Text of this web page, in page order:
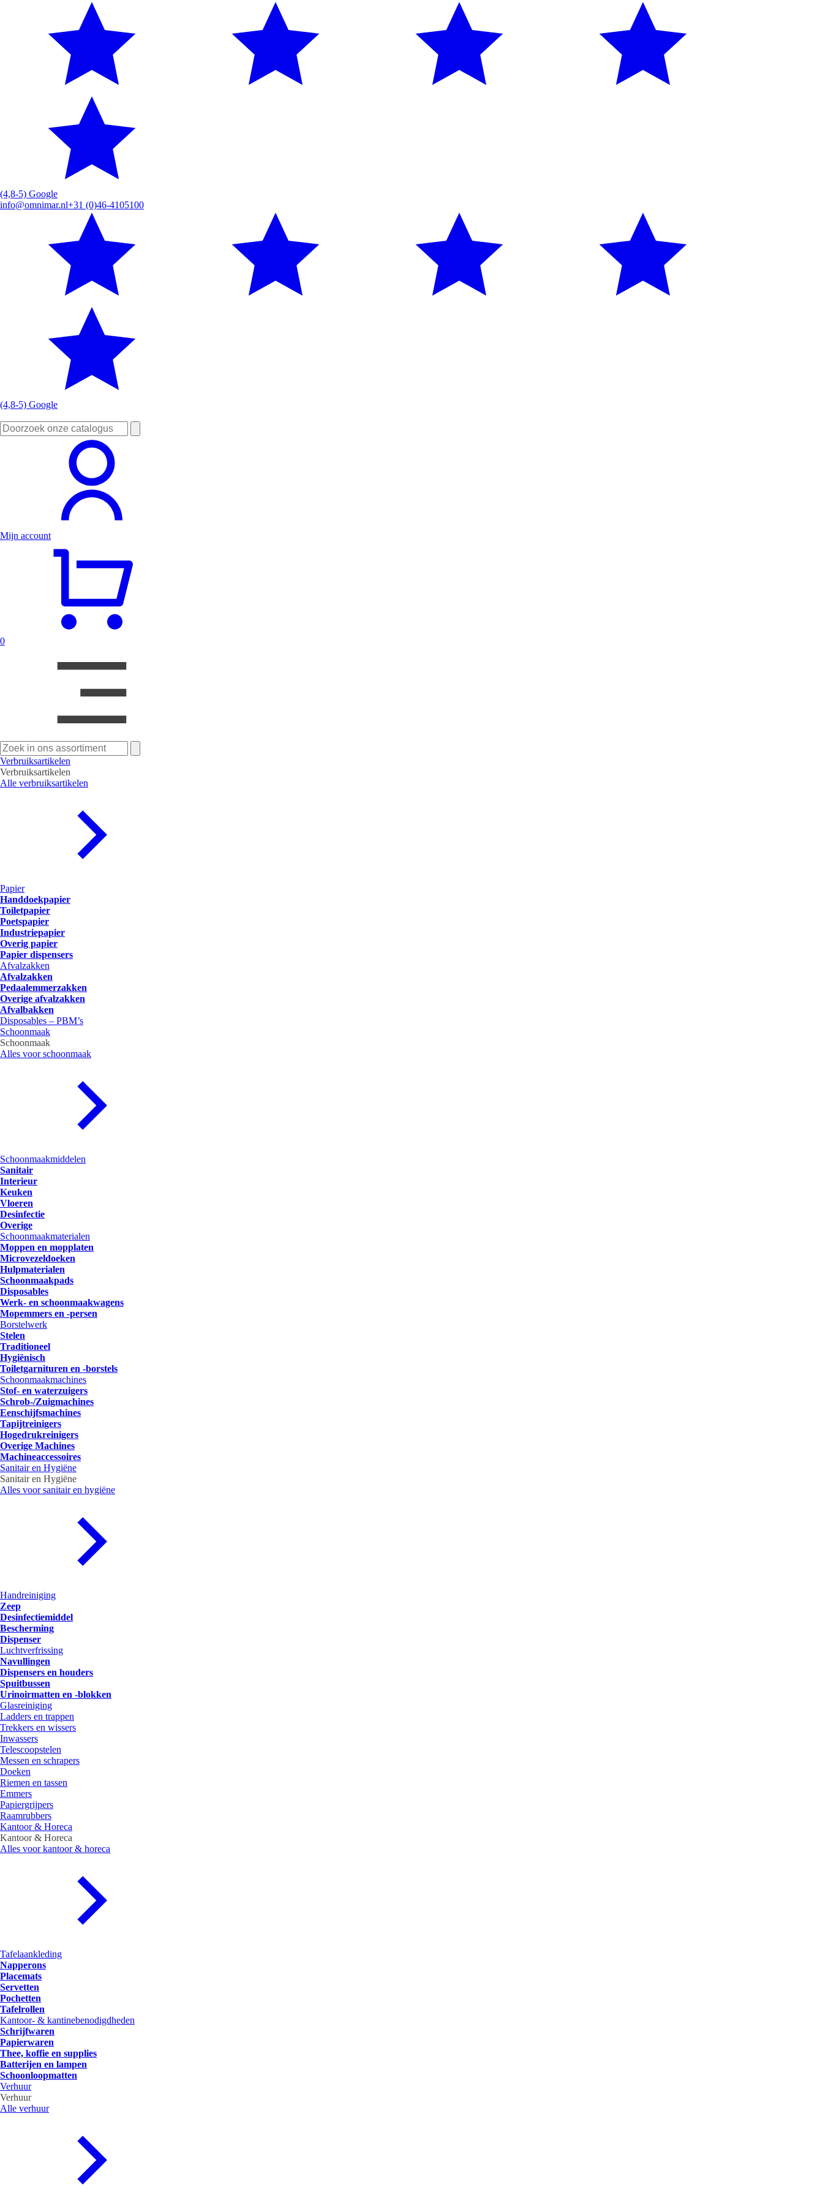
(4,8-5) Google
info@omnimar.nl+31 (0)46-4105100
(4,8-5) Google
Zoeken
naar:
Mijn account
0
Zoeken
naar:
Verbruiksartikelen
Verbruiksartikelen
Alle verbruiksartikelen
Papier
Handdoekpapier
Toiletpapier
Poetspapier
Industriepapier
Overig papier
Papier dispensers
Afvalzakken
Afvalzakken
Pedaalemmerzakken
Overige afvalzakken
Afvalbakken
Disposables – PBM’s
Schoonmaak
Schoonmaak
Alles voor schoonmaak
Schoonmaakmiddelen
Sanitair
Interieur
Keuken
Vloeren
Desinfectie
Overige
Schoonmaakmaterialen
Moppen en mopplaten
Microvezeldoeken
Hulpmaterialen
Schoonmaakpads
Disposables
Werk- en schoonmaakwagens
Mopemmers en -persen
Borstelwerk
Stelen
Traditioneel
Hygiënisch
Toiletgarnituren en -borstels
Schoonmaakmachines
Stof- en waterzuigers
Schrob-/Zuigmachines
Eenschijfsmachines
Tapijtreinigers
Hogedrukreinigers
Overige Machines
Machineaccessoires
Sanitair en Hygiëne
Sanitair en Hygiëne
Alles voor sanitair en hygiëne
Handreiniging
Zeep
Desinfectiemiddel
Bescherming
Dispenser
Luchtverfrissing
Navullingen
Dispensers en houders
Spuitbussen
Urinoirmatten en -blokken
Glasreiniging
Ladders en trappen
Trekkers en wissers
Inwassers
Telescoopstelen
Messen en schrapers
Doeken
Riemen en tassen
Emmers
Papiergrijpers
Raamrubbers
Kantoor & Horeca
Kantoor & Horeca
Alles voor kantoor & horeca
Tafelaankleding
Napperons
Placemats
Servetten
Pochetten
Tafelrollen
Kantoor- & kantinebenodigdheden
Schrijfwaren
Papierwaren
Thee, koffie en supplies
Batterijen en lampen
Schoonloopmatten
Verhuur
Verhuur
Alle verhuur